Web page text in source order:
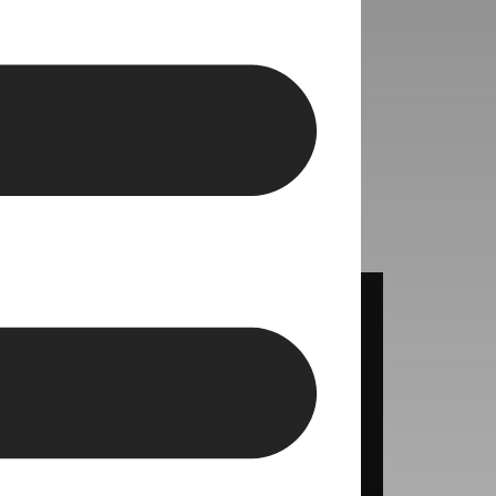
puede
de España para la inversión